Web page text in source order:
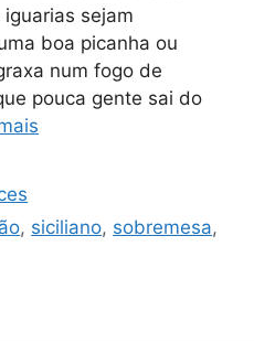
sejam
boa picanha ou
num fogo de
pouca gente sai do
, siciliano, sobremesa,